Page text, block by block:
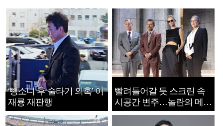
‘뺑소니 후 술타기 의혹’ 이
재룡 재판행
빨려들어갈 듯 스크린 속
시공간 변주…놀란의 메시
지는 ‘전쟁 속죄’